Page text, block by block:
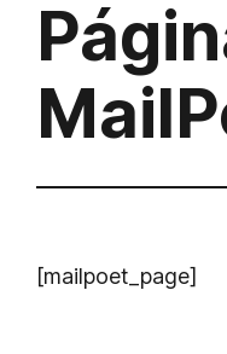
[mailpoet_page]